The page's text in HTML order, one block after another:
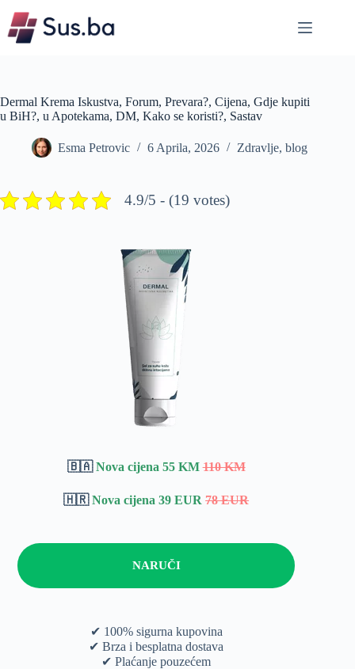
content
Dermal Krema Iskustva, Forum, Prevara?, Cijena, Gdje kupiti
u BiH?, u Apotekama, DM, Kako se koristi?, Sastav
Esma Petrovic 6 Aprila, 2026 Zdravlje, blog
4.9/5 - (19 votes)
🇧🇦Nova cijena 55 KM 110 KM
🇭🇷Nova cijena 39 EUR 78 EUR
NARUČI
✔ 100% sigurna kupovina
✔ Brza i besplatna dostava
✔ Plaćanje pouzećem